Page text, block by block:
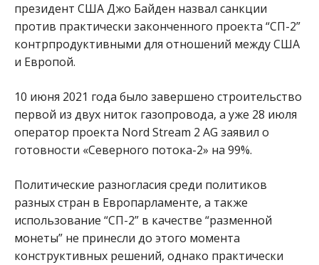
президент США Джо Байден назвал санкции
против практически законченного проекта “СП-2”
контрпродуктивными для отношений между США
и Европой.
10 июня 2021 года было завершено строительство
первой из двух ниток газопровода, а уже 28 июля
оператор проекта Nord Stream 2 AG заявил о
готовности «Северного потока-2» на 99%.
Политические разногласия среди политиков
разных стран в Европарламенте, а также
использование “СП-2” в качестве “разменной
монеты” не принесли до этого момента
конструктивных решений, однако практически